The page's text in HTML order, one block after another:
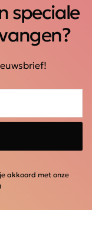
speciale
akkoord met onze